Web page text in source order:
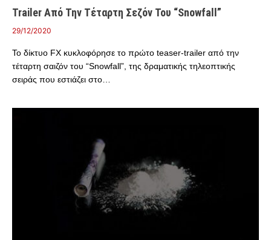
Trailer Από Την Τέταρτη Σεζόν Του “Snowfall”
29/12/2020
Το δίκτυο FX κυκλοφόρησε το πρώτο teaser-trailer από την
τέταρτη σαιζόν του “Snowfall”, της δραματικής τηλεοπτικής
σειράς που εστιάζει στο…